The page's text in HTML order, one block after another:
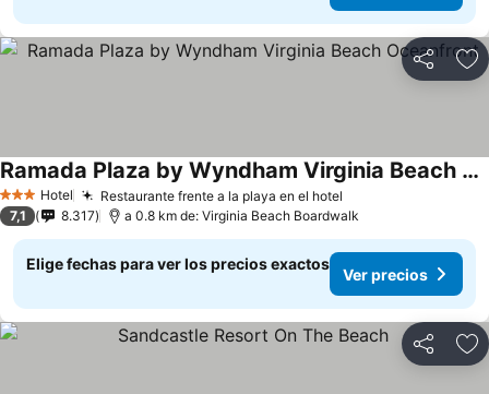
Compartir
3 Estrellas
Hotel Restaurante frente a la playa en el hotel
Ramada Plaza by Wyndham Virginia Beach Oceanfront
7,1 8.317 a 0.8 km de: Virginia Beach Boardwalk
Elige fechas para ver los precios exactos
Ver precios
Compartir